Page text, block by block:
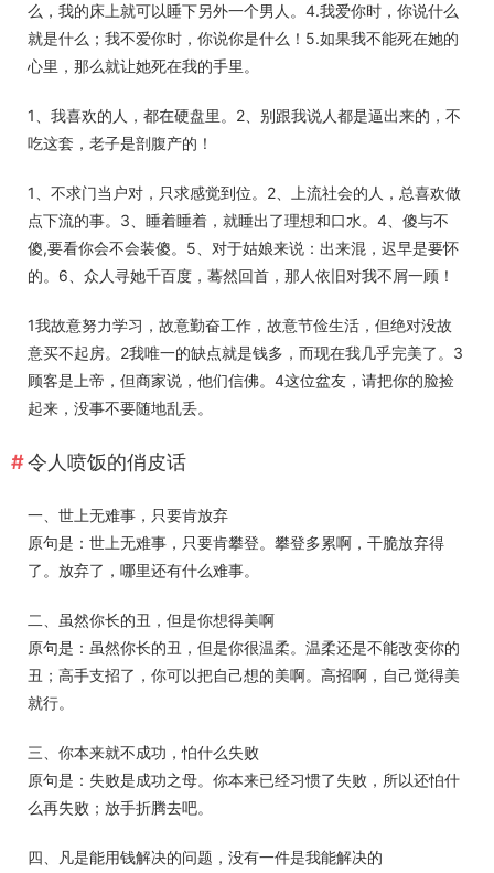
么，我的床上就可以睡下另外一个男人。4.我爱你时，你说什么
就是什么；我不爱你时，你说你是什么！5.如果我不能死在她的
心里，那么就让她死在我的手里。
1、我喜欢的人，都在硬盘里。2、别跟我说人都是逼出来的，不
吃这套，老子是剖腹产的！
1、不求门当户对，只求感觉到位。2、上流社会的人，总喜欢做
点下流的事。3、睡着睡着，就睡出了理想和口水。4、傻与不
傻,要看你会不会装傻。5、对于姑娘来说：出来混，迟早是要怀
的。6、众人寻她千百度，蓦然回首，那人依旧对我不屑一顾！
1我故意努力学习，故意勤奋工作，故意节俭生活，但绝对没故
意买不起房。2我唯一的缺点就是钱多，而现在我几乎完美了。3
顾客是上帝，但商家说，他们信佛。4这位盆友，请把你的脸捡
起来，没事不要随地乱丢。
令人喷饭的俏皮话
一、世上无难事，只要肯放弃
原句是：世上无难事，只要肯攀登。攀登多累啊，干脆放弃得
了。放弃了，哪里还有什么难事。
二、虽然你长的丑，但是你想得美啊
原句是：虽然你长的丑，但是你很温柔。温柔还是不能改变你的
丑；高手支招了，你可以把自己想的美啊。高招啊，自己觉得美
就行。
三、你本来就不成功，怕什么失败
原句是：失败是成功之母。你本来已经习惯了失败，所以还怕什
么再失败；放手折腾去吧。
四、凡是能用钱解决的问题，没有一件是我能解决的